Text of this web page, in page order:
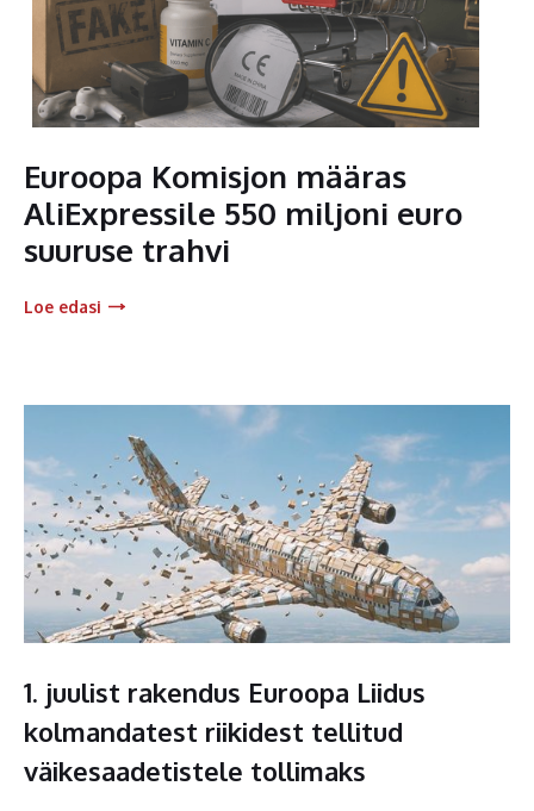
Euroopa Komisjon määras
AliExpressile 550 miljoni euro
suuruse trahvi
Loe edasi
1. juulist rakendus Euroopa Liidus
kolmandatest riikidest tellitud
väikesaadetistele tollimaks